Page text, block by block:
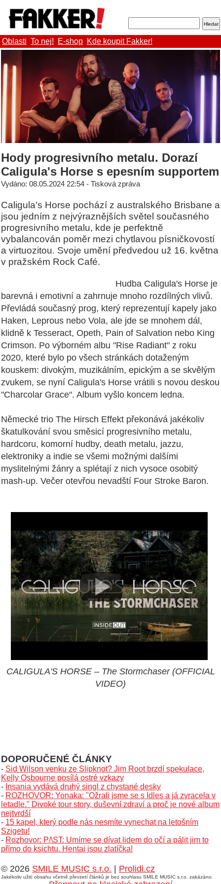
Oblasti To nej! E-shop Kde koupit Fakker!
Hody progresivního metalu. Dorazí
Caligula's Horse s epesním supportem
Vydáno: 08.05.2024 22:54 - Tisková zpráva
Caligula's Horse pochází z australského Brisbane a
jsou jedním z nejvýraznějších světel současného
progresivního metalu, kde je perfektně
vybalancován poměr mezi chytlavou písničkovostí
a virtuozitou. Svoje umění předvedou už 16. května
v pražském Rock Café.
Hudba Caligula's Horse je
barevná i emotivní a zahrnuje mnoho rozdílných vlivů.
Převládá současný prog, který reprezentují kapely jako
Haken, Leprous nebo Vola, ale jde se mnohem dál,
klidně k Tesseract, Opeth, Pain of Salvation nebo King
Crimson. Po výborném albu "Rise Radiant" z roku
2020, které bylo po všech stránkách dotaženým
kouskem: divokým, muzikálním, epickým a se skvělým
zvukem, se nyní Caligula's Horse vrátili s novou deskou
"Charcolar Grace". Album vyšlo koncem ledna.
Německé trio The Hirsch Effekt překonává jakékoliv
škatulkování svou směsicí progresivního metalu,
hardcoru, komorní hudby, death metalu, jazzu,
elektroniky a indie se všemi možnými dalšími
myslitelnými žánry a splétají z nich vysoce osobitý
mash-up. Večer otevřou nevadští Four Stroke Baron.
CALIGULA'S HORSE – The Stormchaser (OFFICIAL
VIDEO)
DOPORUČENÉ ČLÁNKY
- Sid Wilson venku ze Slipknot? Jim Root brzdí spekulace,
Kelly Osbourne posílá ostré vzkazy
- Insania vydává druhý singl z chystané desky
- ROZHOVOR: Yonaka: "Ožrali jsme se s Idles a já zvracela v
letadle." Divoké tour story, duševní zdraví a proč je nové album
nejtvrdší
- 15 kapel, který podle nás nesmíte vynechat na letošním
Szigetu!
- Rozhovor: P/\ST: Umíme se dívat lidem do očí a pálit jim to
přímo do ksichtu. Hentai jsou zlatíčka!
© 2026 SMILE MUSIC s.r.o. Prolidi.cz
Jakékoliv užití obsahu včetně převzetí článků je bez souhlasu SMILE MUSIC s.r.o. zakázáno.